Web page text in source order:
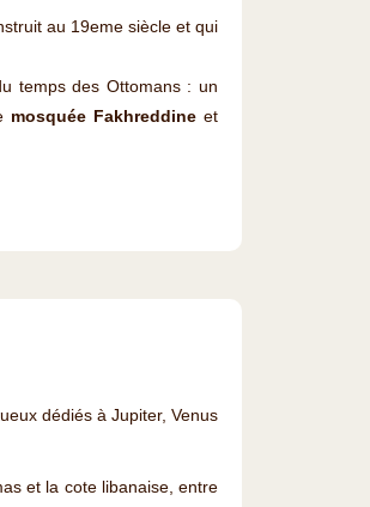
au 19eme siècle et qui
temps des Ottomans : un
mosquée Fakhreddineet
dédiés à Jupiter, Venus
et la cote libanaise, entre